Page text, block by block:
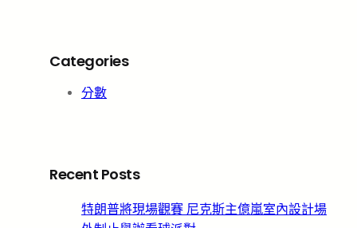
Categories
分數
Recent Posts
特朗普將現場觀賽 尼克斯主億嵐室內設計場